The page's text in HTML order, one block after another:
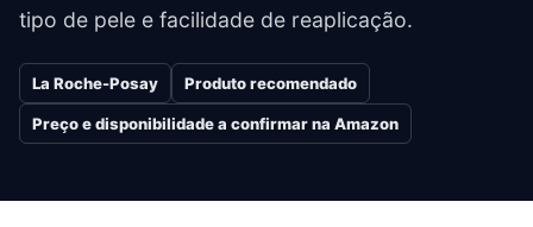
tipo de pele e facilidade de reaplicação.
La Roche-Posay Produto recomendado
Preço e disponibilidade a confirmar na Amazon